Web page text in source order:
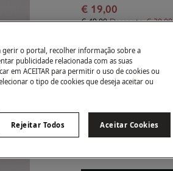
€ 19,00
€ 49,00 Desconto € 30,00
Côr: Beige
XS
S
gerir o portal, recolher informação sobre a
publicidade relacionada com as suas
em ACEITAR para permitir o uso de cookies ou
o tipo de cookies que deseja aceitar ou
Rejeitar Todos Aceitar Cookies